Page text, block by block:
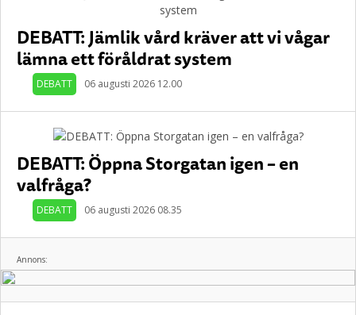
DEBATT: Jämlik vård kräver att vi vågar
lämna ett föråldrat system
DEBATT 06 augusti 2026 12.00
DEBATT: Öppna Storgatan igen – en
valfråga?
DEBATT 06 augusti 2026 08.35
Annons: